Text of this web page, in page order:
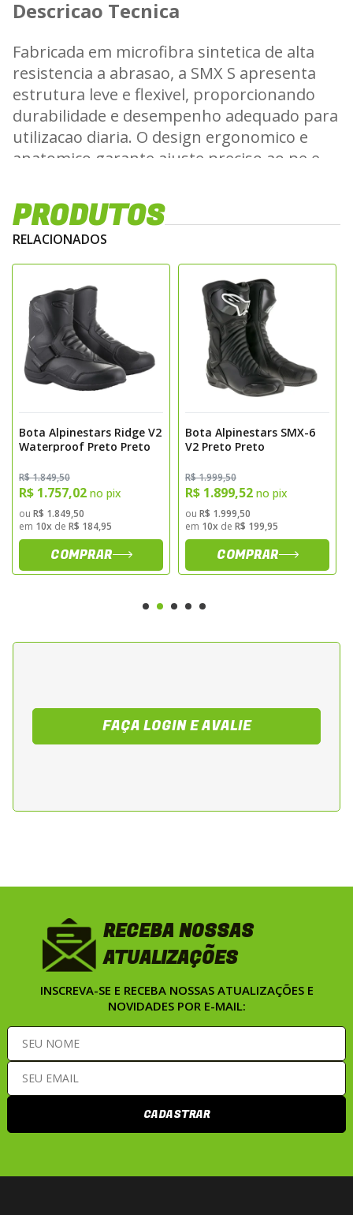
Descricao Tecnica
Fabricada em microfibra sintetica de alta
resistencia a abrasao, a SMX S apresenta
estrutura leve e flexivel, proporcionando
durabilidade e desempenho adequado para
utilizacao diaria. O design ergonomico e
anatomico garante ajuste preciso ao pe e
Caracteristicas Tecnicas
Reforcos internos estrategicamente
posicionados na regiao do tornozelo,
calcanhar e biqueira
Areas acolchoadas para absorcao de
impacto
Solado em composto de borracha com alta
aderencia e resistencia ao desgaste
Sistema de fechamento com ziper lateral e
Forracao interna respiravel que contribui
para o conforto termico
Conforto e Ergonomia
A estrutura anatomica conta com zonas de
flexao que acompanham os movimentos
naturais do pe durante a pilotagem,
proporcionando conforto prolongado sem
comprometer os niveis de protecao.
urbanos e viagens de curta e media
distancia. Recomendada para motos street,
naked e sport touring de baixa e media
PRODUTOS
RELACIONADOS
Bota Alpinestars Ridge V2
Waterproof Preto Preto
R$ 1.849,50
R$ 1.757,02 no pix
ou R$ 1.849,50
em 10x de R$ 184,95
COMPRAR
Bota Alpinestars SMX-6
V2 Preto Preto
R$ 1.999,50
R$ 1.899,52 no pix
ou R$ 1.999,50
em 10x de R$ 199,95
COMPRAR
FAÇA LOGIN E AVALIE
RECEBA NOSSAS
ATUALIZAÇÕES
INSCREVA-SE E RECEBA NOSSAS ATUALIZAÇÕES E
NOVIDADES POR E-MAIL:
CADASTRAR